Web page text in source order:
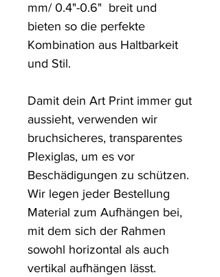
mm/ 0.4"-0.6"  breit und
bieten so die perfekte
Kombination aus Haltbarkeit
und Stil.
Damit dein Art Print immer gut
aussieht, verwenden wir
bruchsicheres, transparentes
Plexiglas, um es vor
Beschädigungen zu schützen.
Wir legen jeder Bestellung
Material zum Aufhängen bei,
mit dem sich der Rahmen
sowohl horizontal als auch
vertikal aufhängen lässt.